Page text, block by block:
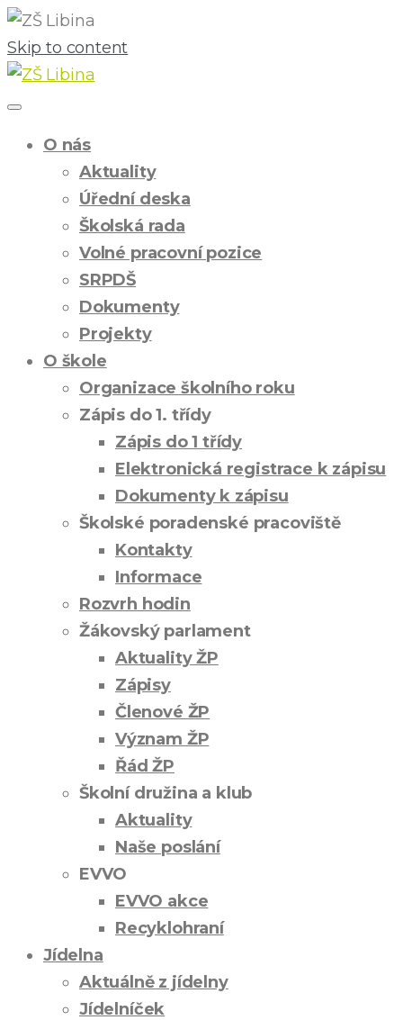
Skip to content
O nás
Aktuality
Úřední deska
Školská rada
Volné pracovní pozice
SRPDŠ
Dokumenty
Projekty
O škole
Organizace školního roku
Zápis do 1. třídy
Zápis do 1 třídy
Elektronická registrace k zápisu
Dokumenty k zápisu
Školské poradenské pracoviště
Kontakty
Informace
Rozvrh hodin
Žákovský parlament
Aktuality ŽP
Zápisy
Členové ŽP
Význam ŽP
Řád ŽP
Školní družina a klub
Aktuality
Naše poslání
EVVO
EVVO akce
Recyklohraní
Jídelna
Aktuálně z jídelny
Jídelníček